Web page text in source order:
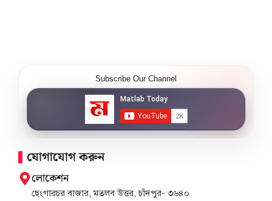
Subscribe Our Channel
যোগাযোগ করুন
লোকেশন
ছেংগারচর বাজার, মতলব উত্তর, চাঁদপুর- ৩৬৪০